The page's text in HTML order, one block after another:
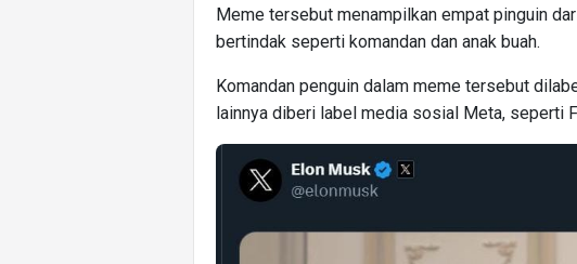
Meme tersebut menampilkan empat pinguin
bertindak seperti komandan dan anak buah.
Komandan penguin dalam meme tersebut
lainnya diberi label media sosial Meta, seperti